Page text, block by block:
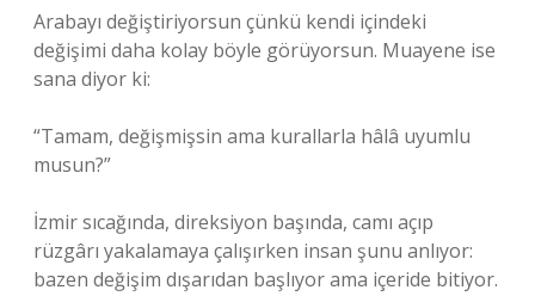
Arabayı değiştiriyorsun çünkü kendi içindeki
değişimi daha kolay böyle görüyorsun. Muayene ise
sana diyor ki:
“Tamam, değişmişsin ama kurallarla hâlâ uyumlu
musun?”
İzmir sıcağında, direksiyon başında, camı açıp
rüzgârı yakalamaya çalışırken insan şunu anlıyor:
bazen değişim dışarıdan başlıyor ama içeride bitiyor.